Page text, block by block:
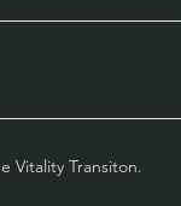
Vitality Transiton.